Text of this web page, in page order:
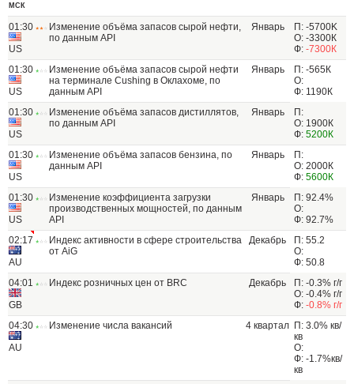
МСК
01:30
US
Изменение объёма запасов сырой нефти,
по данным API
Январь
П: -5700K
О: -3300К
Ф: -7300К
01:30
US
Изменение объёма запасов сырой нефти
на терминале Cushing в Оклахоме, по
данным API
Январь
П: -565К
О:
Ф: 1190К
01:30
US
Изменение объёма запасов дистиллятов,
по данным API
Январь
П:
О: 1900К
Ф: 5200К
01:30
US
Изменение объёма запасов бензина, по
данным API
Январь
П:
О: 2000К
Ф: 5600К
01:30
US
Изменение коэффициента загрузки
производственных мощностей, по данным
API
Январь
П: 92.4%
О:
Ф: 92.7%
02:17
AU
Индекс активности в сфере строительства
от AiG
Декабрь
П: 55.2
О:
Ф: 50.8
04:01
GB
Индекс розничных цен от BRC Декабрь
П: -0.3% г/г
О: -0.4% г/г
Ф: -0.8% г/г
04:30
AU
Изменение числа вакансий 4 квартал П: 3.0% кв/
кв
О:
Ф: -1.7%кв/
кв